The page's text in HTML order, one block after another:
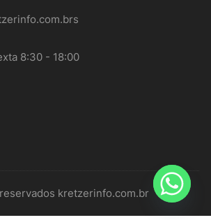
8:30 - 18:00
kretzerinfo.com.br